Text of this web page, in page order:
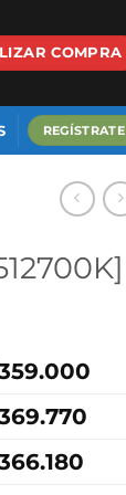
COMPRA
REGÍSTRATE